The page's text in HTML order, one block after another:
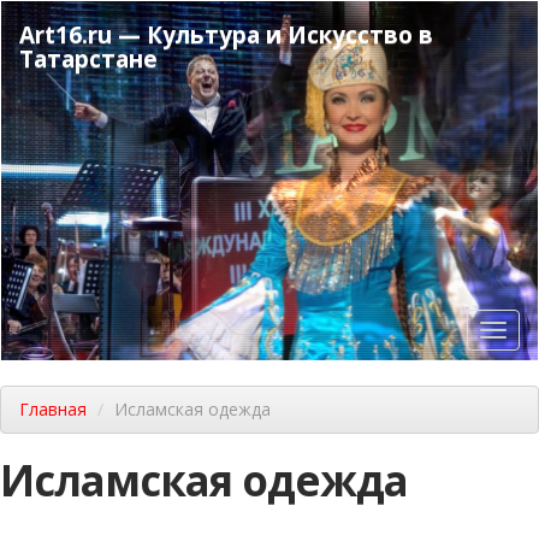
Перейти
к
основному
содержанию
Art16.ru — Культура и Искусство в
Татарстане
Главная Исламская одежда
Исламская одежда